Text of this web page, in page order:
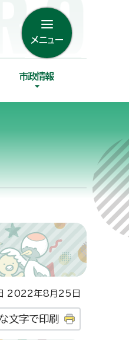
メニュー
市政情報
2022年8月25日
文字で印刷